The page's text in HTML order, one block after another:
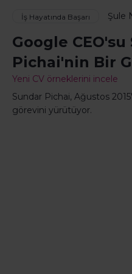
İş Hayatında Başarı Şule
Google CEO'su
Pichai'nin Bir
Yeni CV örneklerini incele
Sundar Pichai, Ağustos
görevini yürütüyor.